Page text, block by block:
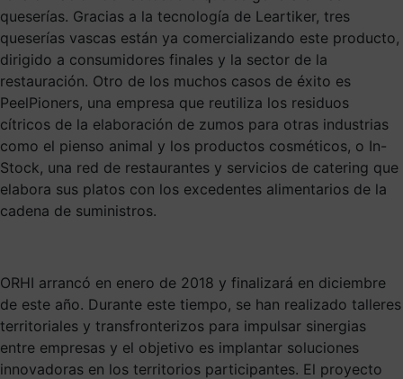
queserías. Gracias a la tecnología de Leartiker, tres
queserías vascas están ya comercializando este producto,
dirigido a consumidores finales y la sector de la
restauración. Otro de los muchos casos de éxito es
PeelPioners, una empresa que reutiliza los residuos
cítricos de la elaboración de zumos para otras industrias
como el pienso animal y los productos cosméticos, o In-
Stock, una red de restaurantes y servicios de catering que
elabora sus platos con los excedentes alimentarios de la
cadena de suministros.
ORHI arrancó en enero de 2018 y finalizará en diciembre
de este año. Durante este tiempo, se han realizado talleres
territoriales y transfronterizos para impulsar sinergias
entre empresas y el objetivo es implantar soluciones
innovadoras en los territorios participantes. El proyecto